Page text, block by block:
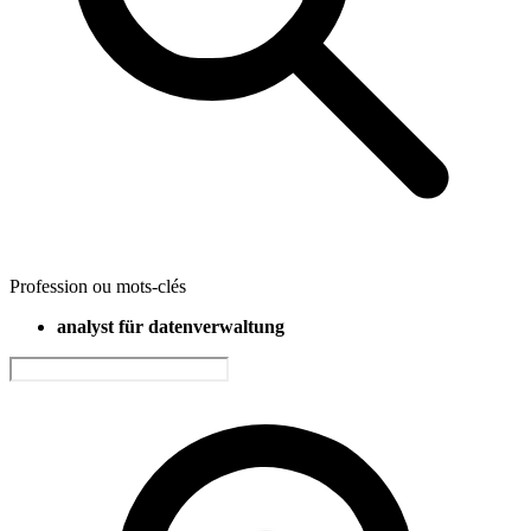
Profession ou mots-clés
analyst für datenverwaltung